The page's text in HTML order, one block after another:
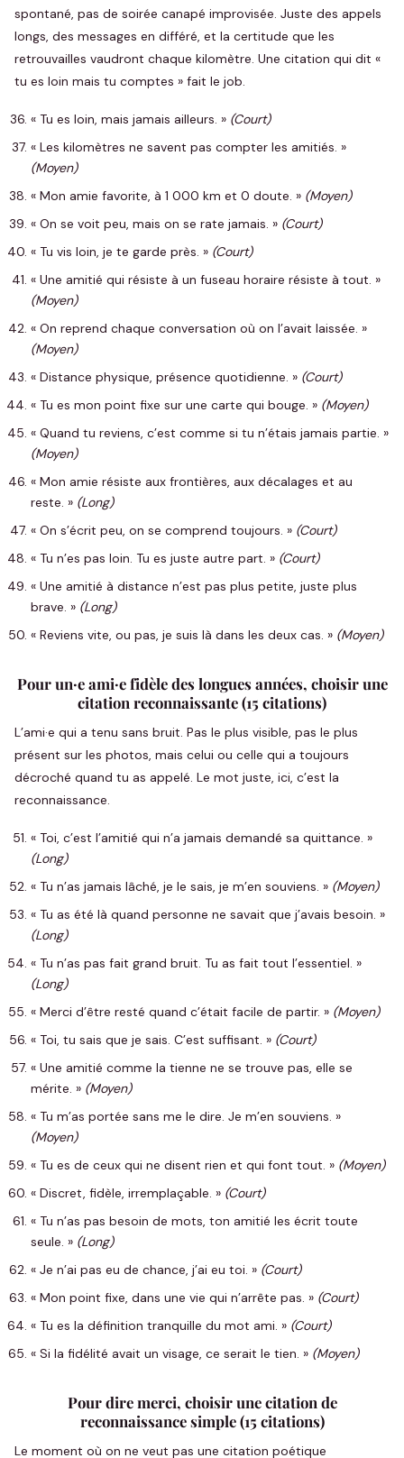
spontané, pas de soirée canapé improvisée. Juste des appels
longs, des messages en différé, et la certitude que les
retrouvailles vaudront chaque kilomètre. Une citation qui dit «
tu es loin mais tu comptes » fait le job.
« Tu es loin, mais jamais ailleurs. » (Court)
« Les kilomètres ne savent pas compter les amitiés. »
(Moyen)
« Mon amie favorite, à 1 000 km et 0 doute. » (Moyen)
« On se voit peu, mais on se rate jamais. » (Court)
« Tu vis loin, je te garde près. » (Court)
« Une amitié qui résiste à un fuseau horaire résiste à tout. »
(Moyen)
« On reprend chaque conversation où on l’avait laissée. »
(Moyen)
« Distance physique, présence quotidienne. » (Court)
« Tu es mon point fixe sur une carte qui bouge. » (Moyen)
« Quand tu reviens, c’est comme si tu n’étais jamais partie. »
(Moyen)
« Mon amie résiste aux frontières, aux décalages et au
reste. » (Long)
« On s’écrit peu, on se comprend toujours. » (Court)
« Tu n’es pas loin. Tu es juste autre part. » (Court)
« Une amitié à distance n’est pas plus petite, juste plus
brave. » (Long)
« Reviens vite, ou pas, je suis là dans les deux cas. » (Moyen)
Pour un·e ami·e fidèle des longues années, choisir une
citation reconnaissante (15 citations)
L’ami·e qui a tenu sans bruit. Pas le plus visible, pas le plus
présent sur les photos, mais celui ou celle qui a toujours
décroché quand tu as appelé. Le mot juste, ici, c’est la
reconnaissance.
« Toi, c’est l’amitié qui n’a jamais demandé sa quittance. »
(Long)
« Tu n’as jamais lâché, je le sais, je m’en souviens. » (Moyen)
« Tu as été là quand personne ne savait que j’avais besoin. »
(Long)
« Tu n’as pas fait grand bruit. Tu as fait tout l’essentiel. »
(Long)
« Merci d’être resté quand c’était facile de partir. » (Moyen)
« Toi, tu sais que je sais. C’est suffisant. » (Court)
« Une amitié comme la tienne ne se trouve pas, elle se
mérite. » (Moyen)
« Tu m’as portée sans me le dire. Je m’en souviens. »
(Moyen)
« Tu es de ceux qui ne disent rien et qui font tout. » (Moyen)
« Discret, fidèle, irremplaçable. » (Court)
« Tu n’as pas besoin de mots, ton amitié les écrit toute
seule. » (Long)
« Je n’ai pas eu de chance, j’ai eu toi. » (Court)
« Mon point fixe, dans une vie qui n’arrête pas. » (Court)
« Tu es la définition tranquille du mot ami. » (Court)
« Si la fidélité avait un visage, ce serait le tien. » (Moyen)
Pour dire merci, choisir une citation de
reconnaissance simple (15 citations)
Le moment où on ne veut pas une citation poétique